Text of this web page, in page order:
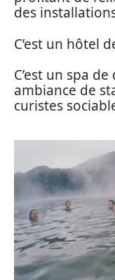
des
C’est un hôtel
C’est un spa
ambiance de
curistes